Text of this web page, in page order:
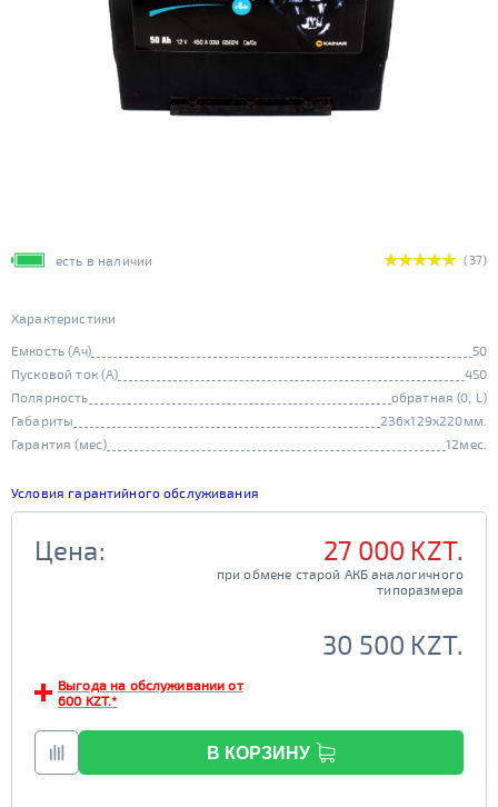
есть в наличии (37)
Характеристики
Емкость (Ач)
50
Пусковой ток (А)
450
Полярность
обратная (0, L)
Габариты
236x129x220мм.
Гарантия (мес)
12мес.
Условия гарантийного обслуживания
Цена: 27 000 KZT.
при обмене старой АКБ аналогичного
                                         типоразмера
30 500 KZT.
Выгода на обслуживании от
600 KZT.*
В КОРЗИНУ